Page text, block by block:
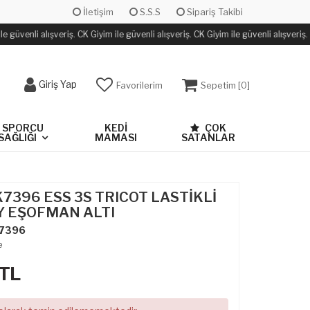
İletişim S.S.S Sipariş Takibi
güvenli alışveriş. CK Giyim ile güvenli alışveriş. CK Giyim ile güvenli alışveriş.
Giriş Yap Favorilerim Sepetim [0]
SPORCU
KEDİ
MAMASI
ÇOK
SATANLAR
ESS 3S TRICOT LASTİKLİ
EŞOFMAN ALTI